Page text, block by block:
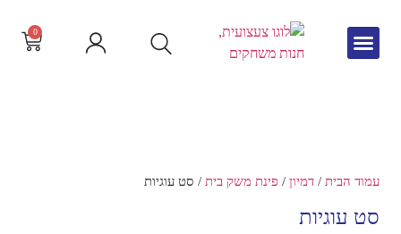
0
עמוד הבית / דמיון / פינת משק בית / סט עוגיות
סט עוגיות